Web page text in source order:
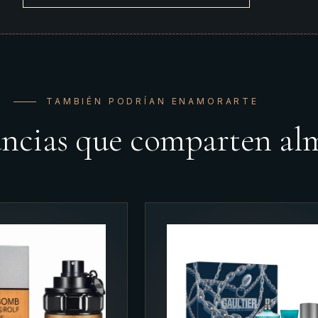
TAMBIÉN PODRÍAN ENAMORARTE
que comparten